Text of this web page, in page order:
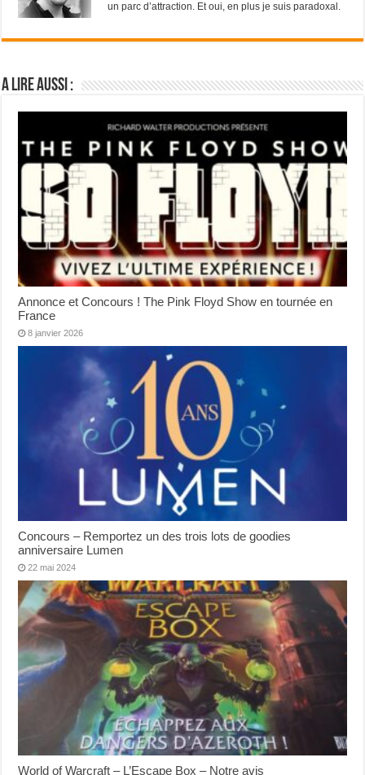
un parc d’attraction. Et oui, en plus je suis paradoxal.
A lire aussi :
Annonce et Concours ! The Pink Floyd Show en tournée en
France
8 janvier 2026
Concours – Remportez un des trois lots de goodies
anniversaire Lumen
22 mai 2024
World of Warcraft – L’Escape Box – Notre avis